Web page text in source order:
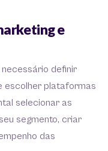
e
definir
escolher plataformas
selecionar as
segmento, criar
das